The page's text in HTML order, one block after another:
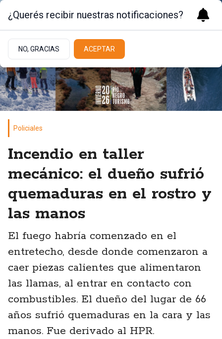
Policiales
Incendio en taller
mecánico: el dueño sufrió
quemaduras en el rostro y
las manos
El fuego habría comenzado en el
entretecho, desde donde comenzaron a
caer piezas calientes que alimentaron
las llamas, al entrar en contacto con
combustibles. El dueño del lugar de 66
años sufrió quemaduras en la cara y las
manos. Fue derivado al HPR.
¿Querés recibir nuestras notificaciones?
NO, GRACIAS ACEPTAR